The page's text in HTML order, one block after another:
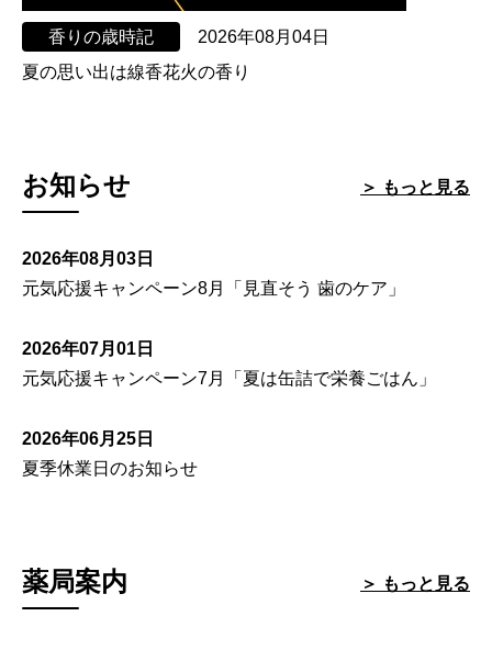
香りの歳時記
2026年08月04日
夏の思い出は線香花火の香り
お知らせ
2026年08月03日
元気応援キャンペーン8月「見直そう 歯のケア」
2026年07月01日
元気応援キャンペーン7月「夏は缶詰で栄養ごはん」
2026年06月25日
夏季休業日のお知らせ
＞ もっと見る
薬局案内 ＞ もっと見る